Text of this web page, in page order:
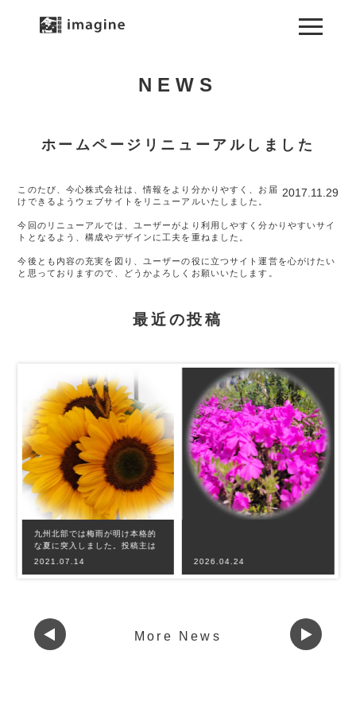
NEWS
ホームページリニューアルしました
2017.11.29
このたび、今心株式会社は、情報をより分かりやすく、お届
けできるようウェブサイトをリニューアルいたしました。
今回のリニューアルでは、ユーザーがより利用しやすく分かりやすいサイ
トとなるよう、構成やデザインに工夫を重ねました。
今後とも内容の充実を図り、ユーザーの役に立つサイト運営を心がけたい
と思っておりますので、どうかよろしくお願いいたします。
最近の投稿
九州北部では梅雨が明け本格的
な夏に突入しました。投稿主は
梅雨恒例の肩痛に悩まされてお
2021.07.14 2026.04.24
More News